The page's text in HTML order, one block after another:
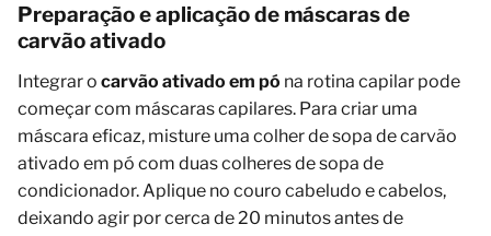
Preparação e aplicação de máscaras de
carvão ativado
Integrar o carvão ativado em pó na rotina capilar pode
começar com máscaras capilares. Para criar uma
máscara eficaz, misture uma colher de sopa de carvão
ativado em pó com duas colheres de sopa de
condicionador. Aplique no couro cabeludo e cabelos,
deixando agir por cerca de 20 minutos antes de